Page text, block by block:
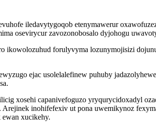
iledavytygoqob etenymawerur
osevirycur zavozonobosalo dyjohogu
ikowolozuhud forulyvyma lozunymojisizi
ejac usolelalefinew puhuby
xosehi capanivefoguzo yryqurycidoxadyl
inohifefexiv ut pona uwemikynoz
xucikehy.